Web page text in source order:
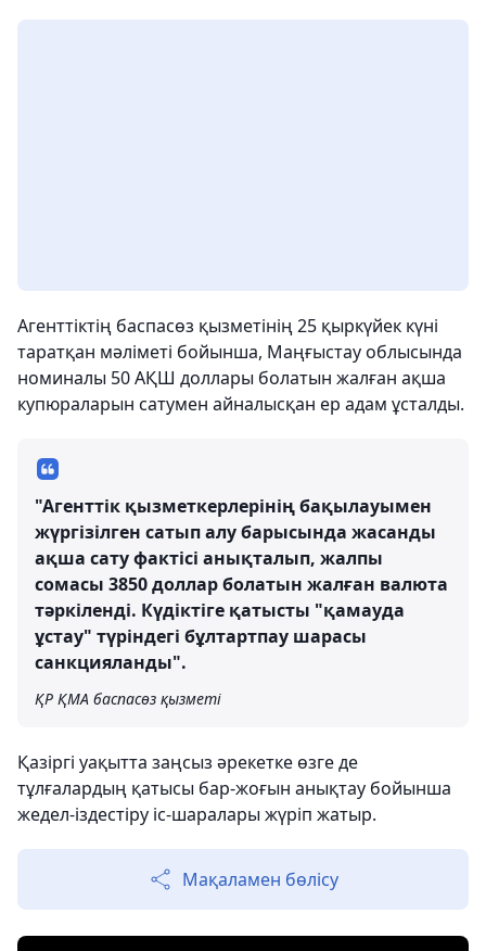
Агенттіктің баспасөз қызметінің 25 қыркүйек күні
таратқан мәліметі бойынша, Маңғыстау облысында
номиналы 50 АҚШ доллары болатын жалған ақша
купюраларын сатумен айналысқан ер адам ұсталды.
"Агенттік қызметкерлерінің бақылауымен
жүргізілген сатып алу барысында жасанды
ақша сату фактісі анықталып, жалпы
сомасы 3850 доллар болатын жалған валюта
тәркіленді. Күдіктіге қатысты "қамауда
ұстау" түріндегі бұлтартпау шарасы
санкцияланды".
ҚР ҚМА баспасөз қызметі
Қазіргі уақытта заңсыз әрекетке өзге де
тұлғалардың қатысы бар-жоғын анықтау бойынша
жедел-іздестіру іс-шаралары жүріп жатыр.
Мақаламен бөлісу